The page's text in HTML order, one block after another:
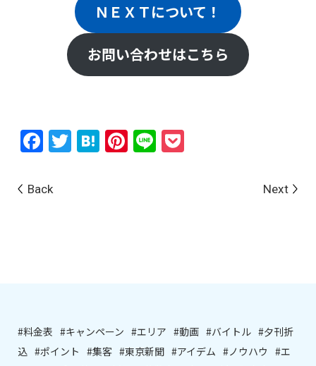
ＮＥＸＴについて！
お問い合わせはこちら
Facebook
Twitter
Hatena
Pinterest
LinePocket
Back Next
#料金表 #キャンペーン #エリア #動画 #バイトル #夕刊折
込 #ポイント #集客 #東京新聞 #アイデム #ノウハウ #エ